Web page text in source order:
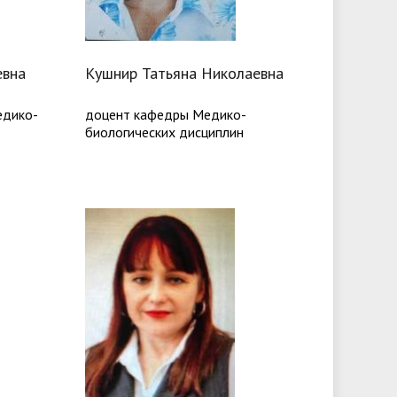
Кушнир Татьяна Николаевна
доцент кафедры Медико-
биологических дисциплин